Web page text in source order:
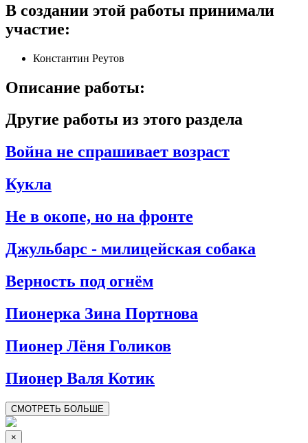
В создании этой работы принимали
участие:
Константин Реутов
Описание работы:
Другие работы из этого раздела
Война не спрашивает возраст
Кукла
Не в окопе, но на фронте
Джульбарс - милицейская собака
Верность под огнём
Пионерка Зина Портнова
Пионер Лёня Голиков
Пионер Валя Котик
СМОТРЕТЬ БОЛЬШЕ
×